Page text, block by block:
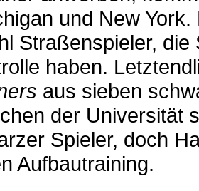
und New
Straßenspieler,
haben.
aus sieben
der Universität
Spieler, doch
Aufbautraining.